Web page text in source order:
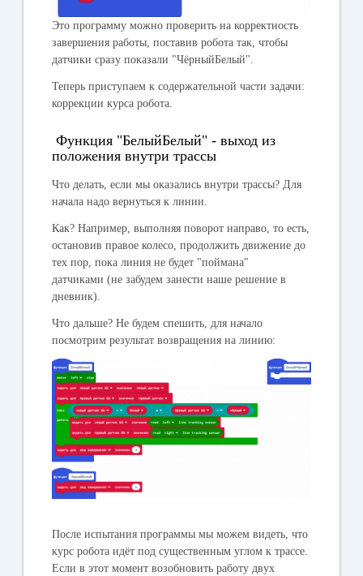
Это программу можно проверить на корректность
завершения работы, поставив робота так, чтобы
датчики сразу показали "ЧёрныйБелый".
Теперь приступаем к содержательной части задачи:
коррекции курса робота.
Функция "БелыйБелый" - выход из
положения внутри трассы
Что делать, если мы оказались внутри трассы? Для
начала надо вернуться к линии.
Как? Например, выполняя поворот направо, то есть,
остановив правое колесо, продолжить движение до
тех пор, пока линия не будет "поймана"
датчиками (не забудем занести наше решение в
дневник).
Что дальше? Не будем спешить, для начало
посмотрим результат возвращения на линию:
После испытания программы мы можем видеть, что
курс робота идёт под существенным углом к трассе.
Если в этот момент возобновить работу двух